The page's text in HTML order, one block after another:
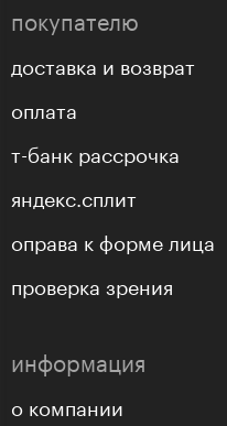
покупателю
доставка и возврат
оплата
т-банк рассрочка
яндекс.сплит
оправа к форме лица
проверка зрения
информация
о компании